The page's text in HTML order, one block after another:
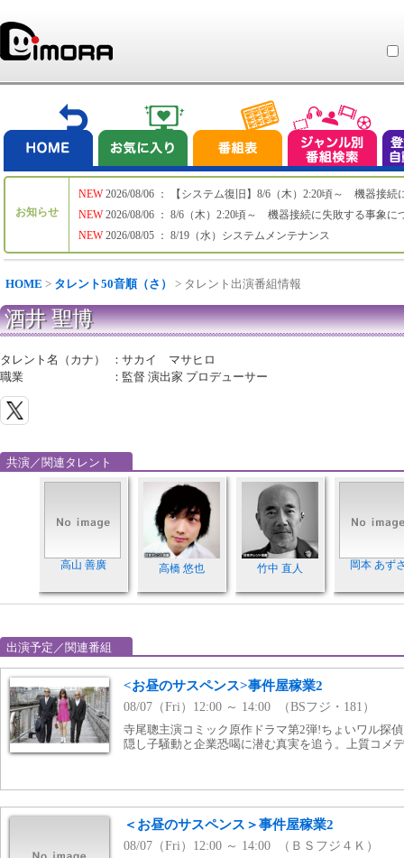
お知らせ
NEW
NEW
NEW
2026/08/06 ： 【システム復旧】8/6（木）2:20頃～ 機器接続
2026/08/06 ： 8/6（木）2:20頃～ 機器接続に失敗する事象に
2026/08/05 ： 8/19（水）システムメンテナンス
HOME > タレント50音順（さ） > タレント出演番組情報
酒井 聖博
タレント名（カナ） ：サカイ マサヒロ
職業
： 監督 演出家 プロデューサー
共演／関連タレント
高山 善廣 高橋 悠也 竹中 直人 岡本 あず
出演予定／関連番組
<お昼のサスペンス>事件屋稼業2
08/07（Fri）12:00 ～ 14:00 （BSフジ・181）
寺尾聰主演コミック原作ドラマ第2弾!ちょいワル探
隠し子騒動と企業恐喝に潜む真実を追う。上質コメ
＜お昼のサスペンス＞事件屋稼業2
08/07（Fri）12:00 ～ 14:00 （ＢＳフジ４Ｋ）